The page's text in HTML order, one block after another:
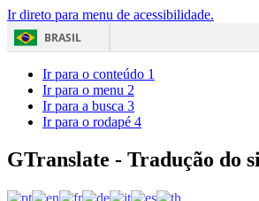
Ir direto para menu de acessibilidade.
BRASIL
Ir para o conteúdo 1
Ir para o menu 2
Ir para a busca 3
Ir para o rodapé 4
GTranslate - Tradução do